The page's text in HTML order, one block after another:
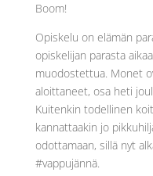
Boom!
Opiskelu on elämän
opiskelijan parasta
muodostettua. Monet
aloittaneet, osa heti
Kuitenkin todellinen
kannattaakin jo
odottamaan, sillä nyt
#vappujännä.